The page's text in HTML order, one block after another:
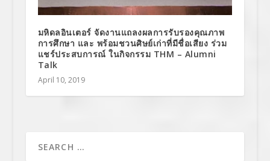
มหิดลอินเตอร์ จัดงานแถลงผลการรับรองคุณภาพ
การศึกษา และ พร้อมชวนศิษย์เก่าที่มีชื่อเสียง ร่วม
แชร์ประสบการณ์ ในกิจกรรม THM – Alumni
Talk
April 10, 2019